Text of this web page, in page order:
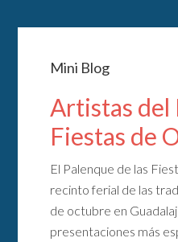
Mini Blog
Artistas del
Fiestas de
El Palenque de las
recinto ferial de las
de octubre en
presentaciones más